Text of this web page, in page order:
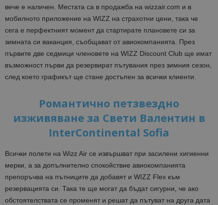
вече е наличен. Местата са в продажба на wizzair.com и в
мобилното приложение на WIZZ на страхотни цени, така че
сега е перфектният момент да стартирате плановете си за
зимната си ваканция, съобщават от авиокомпанията. През
първите две седмици членовете на WIZZ Discount Club ще имат
възможност първи да резервират пътувания през зимния сезон,
след което графикът ще стане достъпен за всички клиенти.
Романтично петзвездно
изживяване за Свети Валентин в
InterContinental Sofia
Всички полети на Wizz Air се извършват при засилени хигиенни
мерки, а за допълнително спокойствие авиокомпанията
препоръчва на пътниците да добавят и WIZZ Flex към
резервацията си. Така те ще могат да бъдат сигурни, че ако
обстоятелствата се променят и решат да пътуват на друга дата